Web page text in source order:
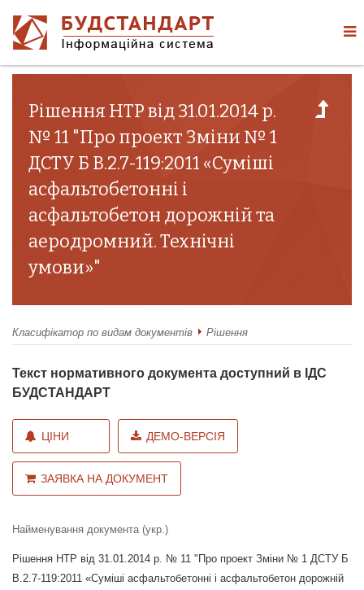
Рішення НТР від 31.01.2014 р.
№ 11 "Про проект Зміни № 1
ДСТУ Б В.2.7-119:2011 «Суміші
асфальтобетонні і
асфальтобетон дорожній та
аеродромний. Технічні
умови»"
Класифікатор по видам документів Рішення
Текст нормативного документа доступний в ІДС
БУДСТАНДАРТ
ЦІНИ ДЕМО-ВЕРСІЯ
ЗАЯВКА НА ДОКУМЕНТ
Найменування документа (укр.)
Рішення НТР від 31.01.2014 р. № 11 "Про проект Зміни № 1 ДСТУ Б
В.2.7-119:2011 «Суміші асфальтобетонні і асфальтобетон дорожній